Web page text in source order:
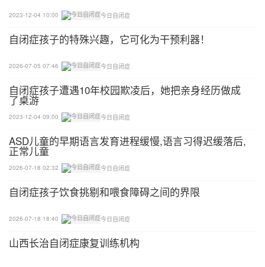
克莱门茨独自住在剑桥旁边的一个合租房里，通过做
德语-英语翻译谋生；但是对于他在孤独症“谱系”另一
端的弟弟杰克来说，生活是截然不同的。
“杰克不像我们一样能够用语言交流。”克莱门茨在20
18年个人出版的书《孤独症兄弟：两条通往成年的不
寻常之路》（The Autistic Brothers：Two Unconvent
ional Paths to Adulthood）中写道：
“（杰克）能说出单字和基本词组，但他不太能不假
思索地说出句子……（他）永远不可能像一个正常的
有人给他擦屁股。他永远不会有工作、房子、车、或
是像我们一样的家庭。我们都深爱着他，但同时我们
2023-12-04 10:00 今日自闭症
自闭症孩子的特殊兴趣，它可化为干预利器！
2026-07-05 07:46 今日自闭症
自闭症孩子遭遇10年校园欺凌后，她把亲身经历做成
了桌游
2023-12-04 09:00 今日自闭症
ASD儿童的早期语言发育进程缓慢,语言习得迟缓落后,
正常儿童
2026-07-18 02:32 今日自闭症
自闭症孩子饮食挑剔和喂食障碍之间的界限
2026-07-18 18:40 今日自闭症
山西长治自闭症康复训练机构